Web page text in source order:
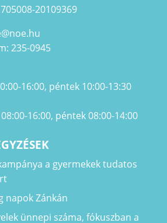
20109369
235-0945
16:00, péntek 10:00-13:30
16:00, péntek 08:00-14:00
a gyermekek tudatos
napok Zánkán
ünnepi száma, fókuszban a